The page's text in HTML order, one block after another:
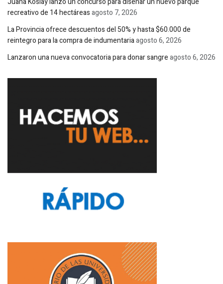
recreativo de 14 hectáreasagosto 7, 2026
La Provincia ofrece descuentos del 50% y hasta $60.000 de
reintegro para la compra de indumentariaagosto 6, 2026
Lanzaron una nueva convocatoria para donar sangreagosto 6, 2026